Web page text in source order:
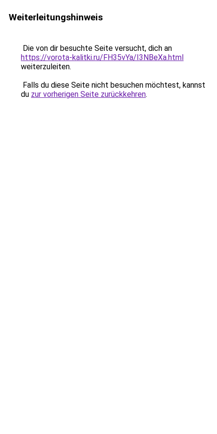
Weiterleitungshinweis
Die von dir besuchte Seite versucht, dich an
https://vorota-kalitki.ru/FH35vYa/I3NBeXa.html
weiterzuleiten.
Falls du diese Seite nicht besuchen möchtest, kannst
du zur vorherigen Seite zurückkehren.